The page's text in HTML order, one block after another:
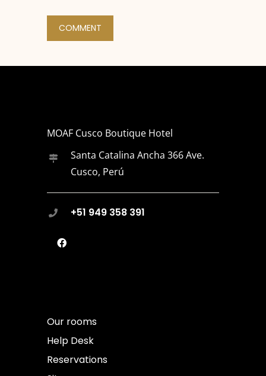
MOAF Cusco Boutique Hotel
Santa Catalina Ancha 366 Ave.
Cusco, Perú
+51 949 358 391
Our rooms
Help Desk
Reservations